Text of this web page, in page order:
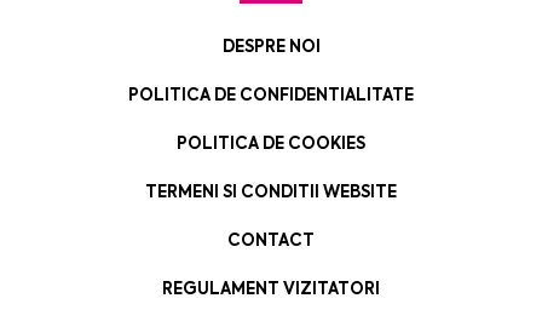
DESPRE NOI
POLITICA DE CONFIDENTIALITATE
POLITICA DE COOKIES
TERMENI SI CONDITII WEBSITE
CONTACT
REGULAMENT VIZITATORI